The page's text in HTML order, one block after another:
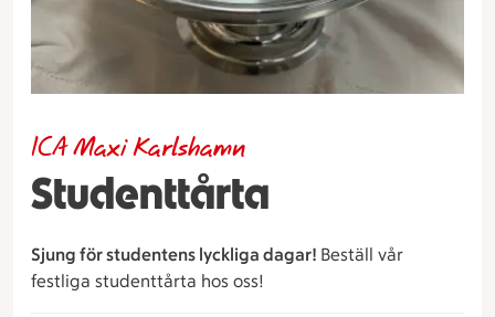
Studenttårta
ICA Maxi Karlshamn
Sjung för studentens lyckliga dagar! Beställ vår
festliga studenttårta hos oss!